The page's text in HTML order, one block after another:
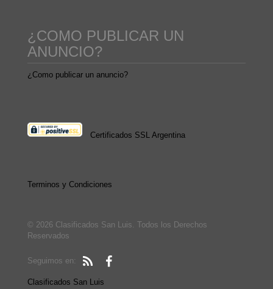
¿COMO PUBLICAR UN
ANUNCIO?
¿Como publicar un anuncio?
Certificados SSL Argentina
Terminos y Condiciones
© 2026 Clasificados San Luis. Todos los Derechos
Reservados
Seguimos en:
Clasificados San Luis